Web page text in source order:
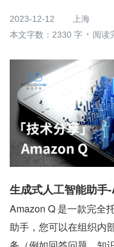
2023-12-12
上海
本文字数：2330 字
阅读
生成式人工智能助手
Amazon Q 是一款完全
助手，您可以在组织内